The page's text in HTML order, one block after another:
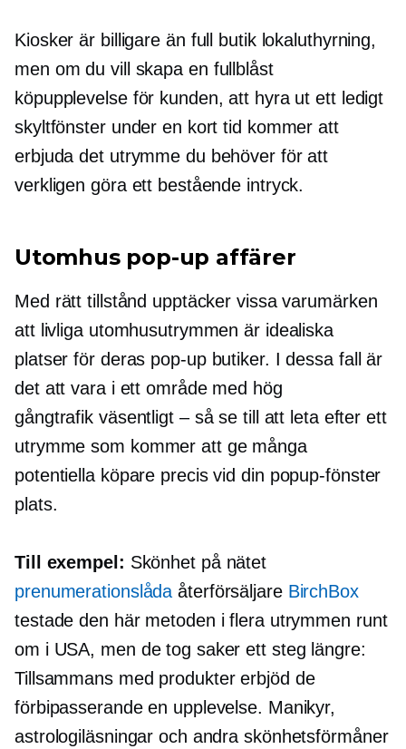
Kiosker är billigare än full butiklokaluthyrning,
men om du vill skapa en fullblåst
köpupplevelse för kunden, att hyra ut ett ledigt
skyltfönster under en kort tid kommer att
erbjuda det utrymme du behöver för att
verkligen göra ett bestående intryck.
Utomhus pop-up affärer
Med rätt tillstånd upptäcker vissa varumärken
att livliga utomhusutrymmen är idealiska
platser för deras pop-upbutiker. I dessa fall är
det att vara i ett område med hög
gångtrafik väsentligt – såse till att leta efter ett
utrymme som kommer att ge många
potentiella köpare precis vid din popup-fönster
plats.
Till exempel: Skönhet på nätet
prenumerationslåda återförsäljare BirchBox
testade den här metoden i flera utrymmen runt
om i USA, men de tog saker ett steg längre:
Tillsammans med produkter erbjöd de
förbipasserande en upplevelse. Manikyr,
astrologiläsningar och andra skönhetsförmåner